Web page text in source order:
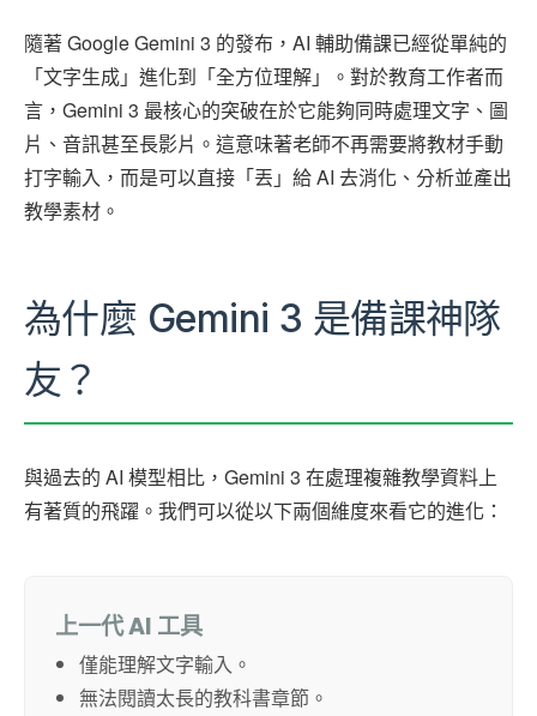
隨著 Google Gemini 3 的發布，AI 輔助備課已經從單純的
「文字生成」進化到「全方位理解」。對於教育工作者而
言，Gemini 3 最核心的突破在於它能夠同時處理文字、圖
片、音訊甚至長影片。這意味著老師不再需要將教材手動
打字輸入，而是可以直接「丟」給 AI 去消化、分析並產出
教學素材。
為什麼 Gemini 3 是備課神隊
友？
與過去的 AI 模型相比，Gemini 3 在處理複雜教學資料上
有著質的飛躍。我們可以從以下兩個維度來看它的進化：
上一代 AI 工具
僅能理解文字輸入。
無法閱讀太長的教科書章節。